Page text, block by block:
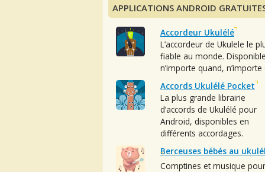
APPLICATIONS ANDROID
Accordeur Ukulélé
L’accordeur de Ukulele le
fiable au monde. Disponible
n’importe quand, n’importe
Accords Ukulélé Pocket
La plus grande librairie
d’accords de Ukulélé pour
Android, disponibles en
différents accordages.
Berceuses bébés au
Comptines et musique pour